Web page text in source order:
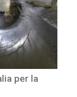
per la